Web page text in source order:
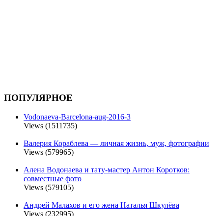
ПОПУЛЯРНОЕ
Vodonaeva-Barcelona-aug-2016-3
Views (1511735)
Валерия Кораблева — личная жизнь, муж, фотографии
Views (579965)
Алена Водонаева и тату-мастер Антон Коротков:
совместные фото
Views (579105)
Андрей Малахов и его жена Наталья Шкулёва
Views (232995)